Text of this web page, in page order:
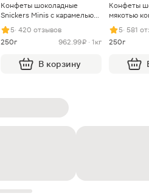
Конфеты шоколадные
Snickers Minis с карамелью
арахисом и нугой
5· 420 отзывов
250г
962.99 ₽ · 1кг
В корзину
Конфеты
мякотью
5· 581
250г